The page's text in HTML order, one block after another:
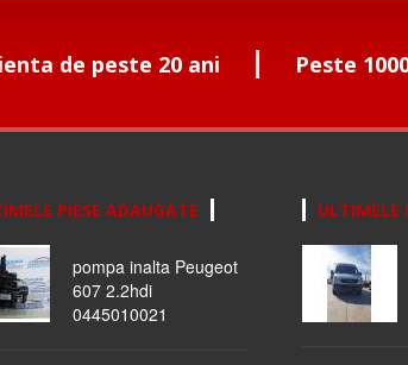
de peste 20 ani Peste
PIESE ADAUGATE
pompa inalta Peugeot
607 2.2hdi
0445010021
ULTIMELE